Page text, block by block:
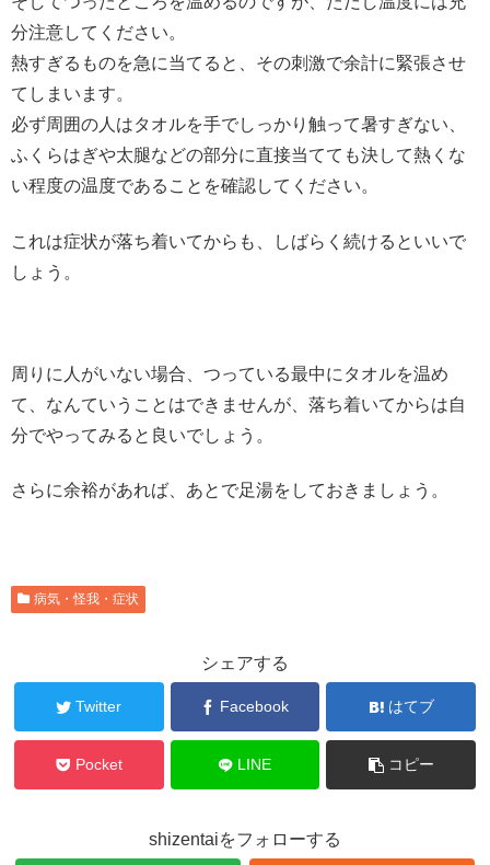
分注意してください。
熱すぎるものを急に当てると、その刺激で余計に緊張させ
てしまいます。
必ず周囲の人はタオルを手でしっかり触って暑すぎない、
ふくらはぎや太腿などの部分に直接当てても決して熱くな
い程度の温度であることを確認してください。
これは症状が落ち着いてからも、しばらく続けるといいで
しょう。
周りに人がいない場合、つっている最中にタオルを温め
て、なんていうことはできませんが、落ち着いてからは自
分でやってみると良いでしょう。
さらに余裕があれば、あとで足湯をしておきましょう。
病気・怪我・症状
シェアする
Twitter Facebook はてブ
Pocket LINE コピー
shizentaiをフォローする